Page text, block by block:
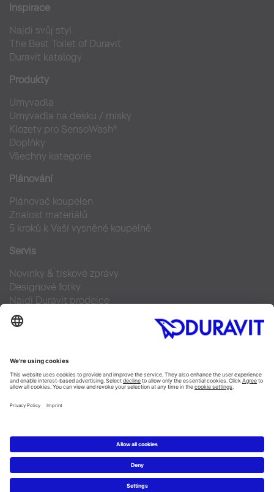
Inspirace
Najdi svůj styl
The Best Toilet of Duravit
Duravit katalogy
Produkty
Umyvadla
Umyvadla na desku / misky
Klozety pro SensoWash®
Doplňky
Všechny kategorie
Plánování
Plánovač koupelen
Znalost materiálů
5 kroků k Vaší vysněné koupelně
Servis
Novinky & tiskové zprávy
Designové fotky
Najdi Duravit prodejce
Často kladené otázky
Facebook
Instagram
Pinterest
Blog
Copyright © 2026 Duravit AG
Imprint|Prohlášení o ochraně osobních údajů|Nastavení
cookies